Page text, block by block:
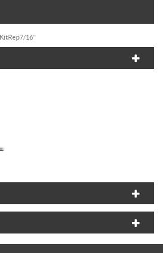
KitRep7/16"